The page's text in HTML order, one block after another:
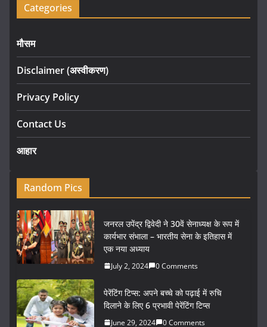
Categories
मौसम
Disclaimer (अस्वीकरण)
Privacy Policy
Contact Us
आहार
Random Pics
जनरल उपेंद्र द्विवेदी ने 30वें सेनाध्यक्ष के रूप में
कार्यभार संभाला – भारतीय सेना के इतिहास में
एक नया अध्याय
July 2, 2024 0 Comments
पेरेंटिंग टिप्स: अपने बच्चे को पढ़ाई में रुचि
दिलाने के लिए 6 प्रभावी पेरेंटिंग टिप्स
June 29, 2024 0 Comments